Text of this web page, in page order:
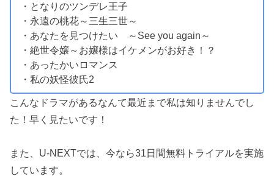
・となりのツンデレ王子
・永遠の桃花～三生三世～
・あなたを見つけたい ～See you again～
・絶世令嬢～お嬢様はイケメンがお好き！？
・あったかいロマンス
・私の妖怪彼氏2
こんなドラマがあるなんて最近まで私は知りませんでし
た！早く見たいです！
また、U-NEXTでは、今なら31日間無料トライアルを実施
しています。